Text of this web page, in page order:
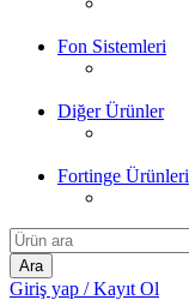
Fon Sistemleri
Diğer Ürünler
Fortinge Ürünleri
Giriş yap / Kayıt Ol